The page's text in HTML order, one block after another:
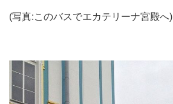
(写真:このバスでエカテリーナ宮殿へ)